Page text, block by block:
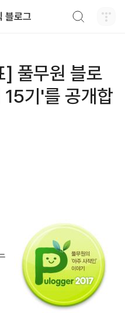
블로그
] 풀무원 블로
기'를 공개합